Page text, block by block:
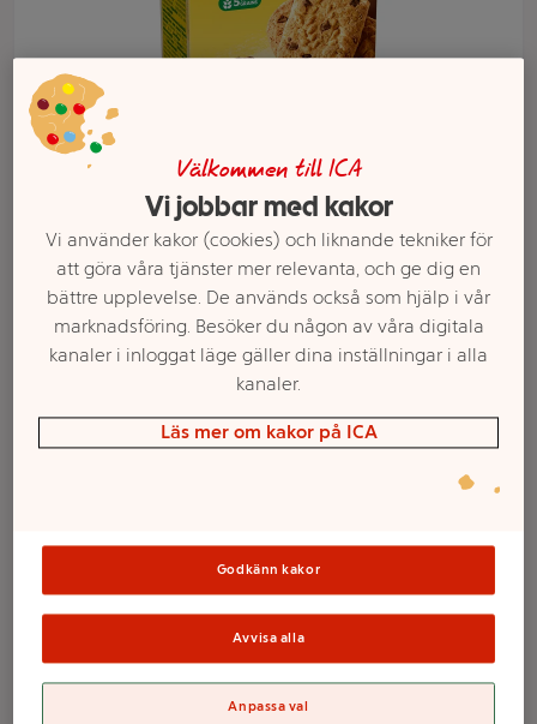
Frukostkex
Choklad 300g
Varumärke
Produktinformation
Välj butik och handla
Sortimentet kan variera mellan butikerna
Välkommen till ICA
Vi jobbar med kakor
Vi använder kakor (cookies) och liknande tekniker för
att göra våra tjänster mer relevanta, och ge dig en
bättre upplevelse. De används också som hjälp i vår
marknadsföring. Besöker du någon av våra digitala
kanaler i inloggat läge gäller dina inställningar i alla
kanaler.
Läs mer om kakor på ICA
Godkänn kakor
Avvisa alla
Anpassa val